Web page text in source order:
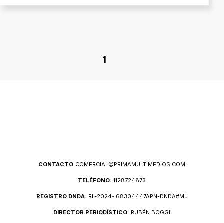
1
CONTACTO:COMERCIAL@PRIMAMULTIMEDIOS.COM
TELÉFONO: 1128724873
REGISTRO DNDA: RL-2024- 68304447APN-DNDA#MJ
DIRECTOR PERIODÍSTICO: RUBÉN BOGGI